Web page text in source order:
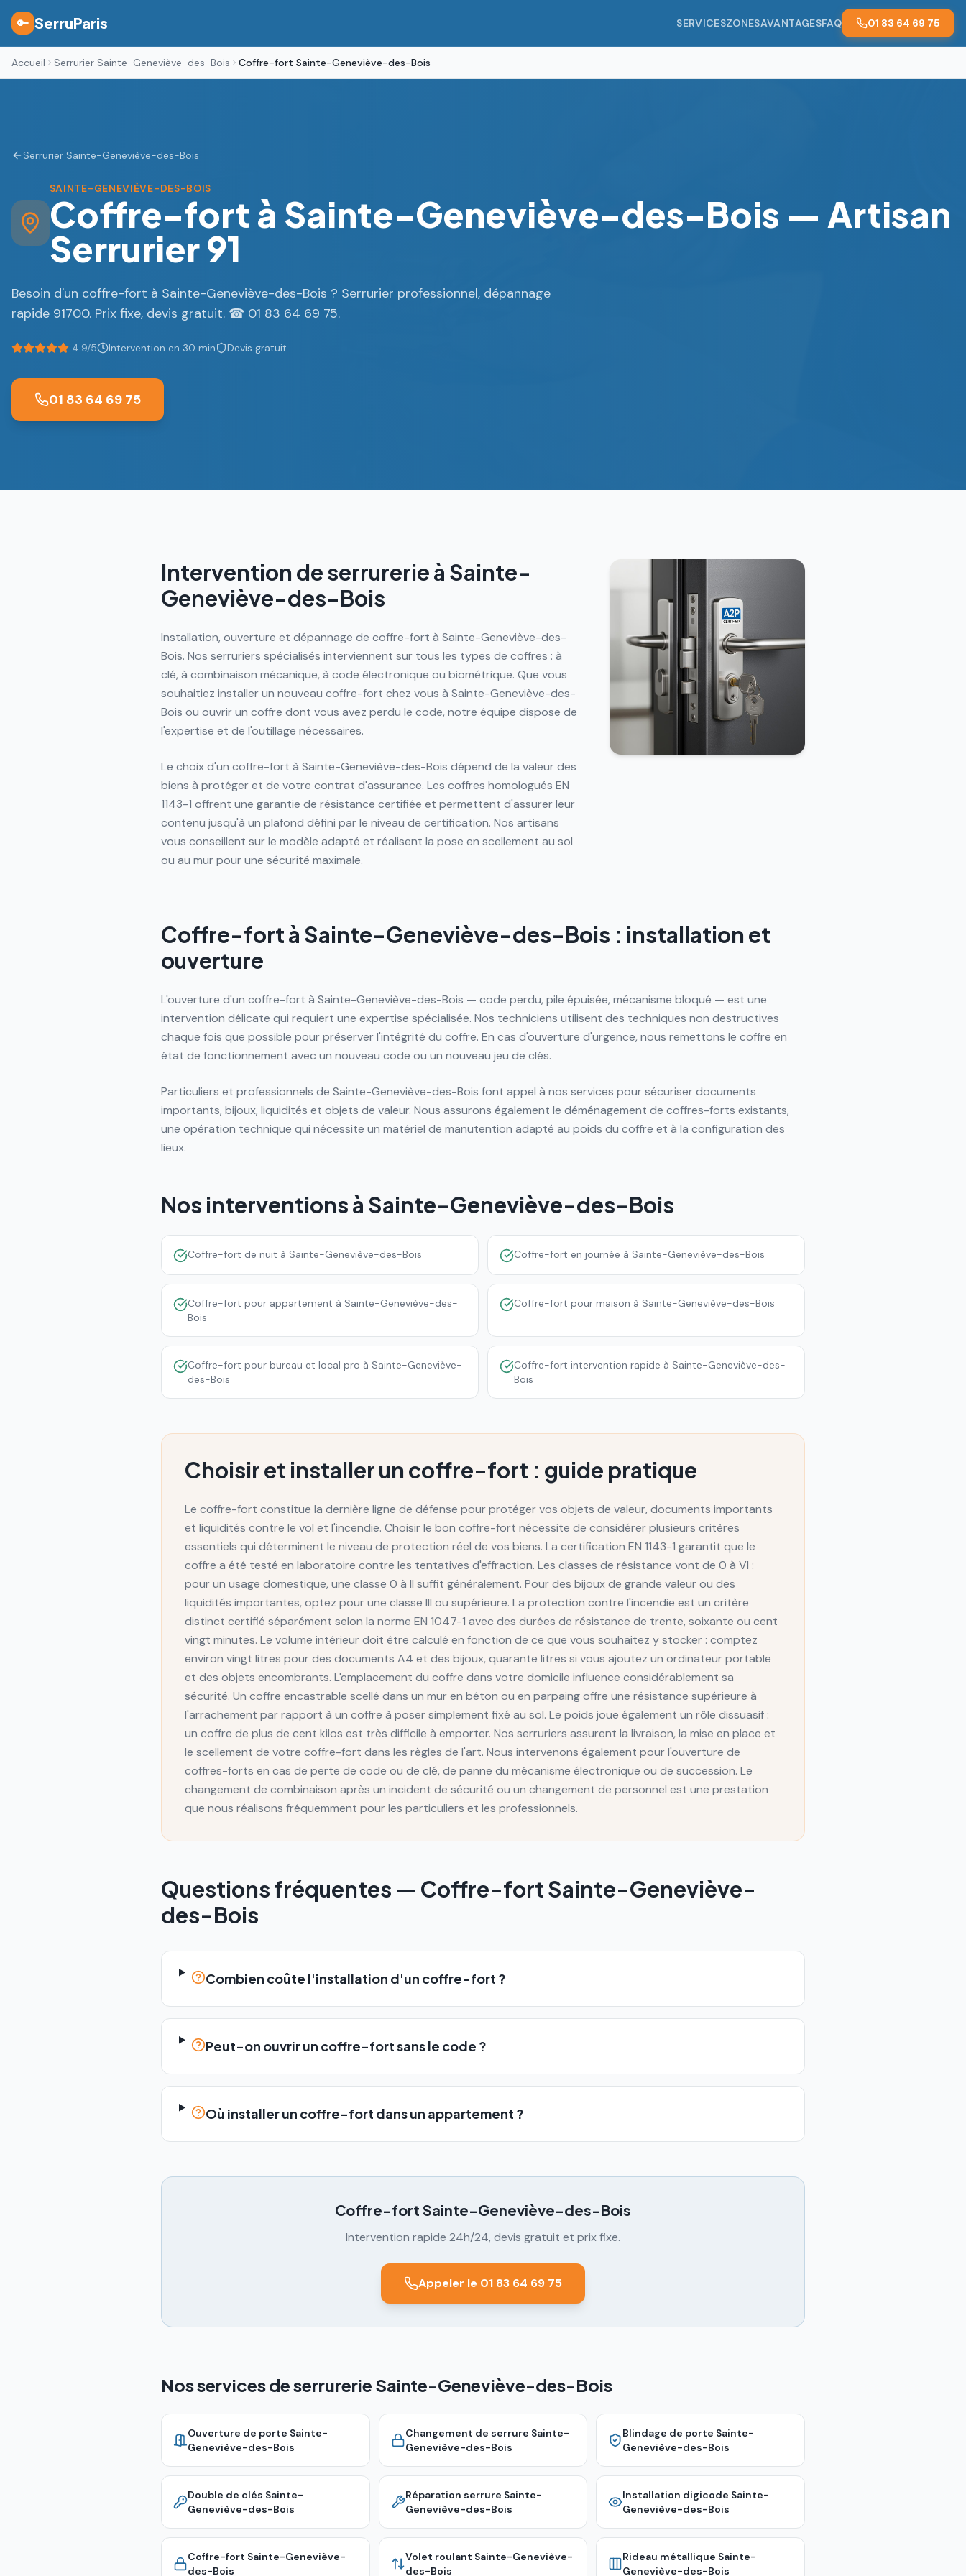
🔑 SerruParis SERVICESZONESAVANTAGESFAQ 01 83 64 69 75
Accueil Serrurier Sainte-Geneviève-des-Bois Coffre-fort Sainte-Geneviève-des-Bois
Serrurier Sainte-Geneviève-des-Bois
SAINTE-GENEVIÈVE-DES-BOIS
Coffre-fort à Sainte-Geneviève-des-Bois — Artisan
Serrurier 91
Besoin d'un coffre-fort à Sainte-Geneviève-des-Bois ? Serrurier professionnel, dépannage
rapide 91700. Prix fixe, devis gratuit. ☎ 01 83 64 69 75.
4.9/5 Intervention en 30 min Devis gratuit
01 83 64 69 75
Intervention de serrurerie à Sainte-
Geneviève-des-Bois
Installation, ouverture et dépannage de coffre-fort à Sainte-Geneviève-des-
Bois. Nos serruriers spécialisés interviennent sur tous les types de coffres : à
clé, à combinaison mécanique, à code électronique ou biométrique. Que vous
souhaitiez installer un nouveau coffre-fort chez vous à Sainte-Geneviève-des-
Bois ou ouvrir un coffre dont vous avez perdu le code, notre équipe dispose de
l'expertise et de l'outillage nécessaires.
Le choix d'un coffre-fort à Sainte-Geneviève-des-Bois dépend de la valeur des
biens à protéger et de votre contrat d'assurance. Les coffres homologués EN
1143-1 offrent une garantie de résistance certifiée et permettent d'assurer leur
contenu jusqu'à un plafond défini par le niveau de certification. Nos artisans
vous conseillent sur le modèle adapté et réalisent la pose en scellement au sol
ou au mur pour une sécurité maximale.
Coffre-fort à Sainte-Geneviève-des-Bois : installation et
ouverture
L'ouverture d'un coffre-fort à Sainte-Geneviève-des-Bois — code perdu, pile épuisée, mécanisme bloqué — est une
intervention délicate qui requiert une expertise spécialisée. Nos techniciens utilisent des techniques non destructives
chaque fois que possible pour préserver l'intégrité du coffre. En cas d'ouverture d'urgence, nous remettons le coffre en
état de fonctionnement avec un nouveau code ou un nouveau jeu de clés.
Particuliers et professionnels de Sainte-Geneviève-des-Bois font appel à nos services pour sécuriser documents
importants, bijoux, liquidités et objets de valeur. Nous assurons également le déménagement de coffres-forts existants,
une opération technique qui nécessite un matériel de manutention adapté au poids du coffre et à la configuration des
lieux.
Nos interventions à Sainte-Geneviève-des-Bois
Coffre-fort de nuit à Sainte-Geneviève-des-Bois Coffre-fort en journée à Sainte-Geneviève-des-Bois
Coffre-fort pour appartement à Sainte-Geneviève-des-
Bois
Coffre-fort pour maison à Sainte-Geneviève-des-Bois
Coffre-fort pour bureau et local pro à Sainte-Geneviève-
des-Bois
Coffre-fort intervention rapide à Sainte-Geneviève-des-
Bois
Choisir et installer un coffre-fort : guide pratique
Le coffre-fort constitue la dernière ligne de défense pour protéger vos objets de valeur, documents importants
et liquidités contre le vol et l'incendie. Choisir le bon coffre-fort nécessite de considérer plusieurs critères
essentiels qui déterminent le niveau de protection réel de vos biens. La certification EN 1143-1 garantit que le
coffre a été testé en laboratoire contre les tentatives d'effraction. Les classes de résistance vont de 0 à VI :
pour un usage domestique, une classe 0 à II suffit généralement. Pour des bijoux de grande valeur ou des
liquidités importantes, optez pour une classe III ou supérieure. La protection contre l'incendie est un critère
distinct certifié séparément selon la norme EN 1047-1 avec des durées de résistance de trente, soixante ou cent
vingt minutes. Le volume intérieur doit être calculé en fonction de ce que vous souhaitez y stocker : comptez
environ vingt litres pour des documents A4 et des bijoux, quarante litres si vous ajoutez un ordinateur portable
et des objets encombrants. L'emplacement du coffre dans votre domicile influence considérablement sa
sécurité. Un coffre encastrable scellé dans un mur en béton ou en parpaing offre une résistance supérieure à
l'arrachement par rapport à un coffre à poser simplement fixé au sol. Le poids joue également un rôle dissuasif :
un coffre de plus de cent kilos est très difficile à emporter. Nos serruriers assurent la livraison, la mise en place et
le scellement de votre coffre-fort dans les règles de l'art. Nous intervenons également pour l'ouverture de
coffres-forts en cas de perte de code ou de clé, de panne du mécanisme électronique ou de succession. Le
changement de combinaison après un incident de sécurité ou un changement de personnel est une prestation
que nous réalisons fréquemment pour les particuliers et les professionnels.
Questions fréquentes — Coffre-fortSainte-Geneviève-
des-Bois
Combien coûte l'installation d'un coffre-fort ?
Peut-on ouvrir un coffre-fort sans le code ?
Où installer un coffre-fort dans un appartement ?
Coffre-fort Sainte-Geneviève-des-Bois
Intervention rapide 24h/24, devis gratuit et prix fixe.
Appeler le 01 83 64 69 75
Nos services de serrurerie Sainte-Geneviève-des-Bois
Ouverture de porte Sainte-
Geneviève-des-Bois
Changement de serrure Sainte-
Geneviève-des-Bois
Blindage de porte Sainte-
Geneviève-des-Bois
Double de clés Sainte-
Geneviève-des-Bois
Réparation serrure Sainte-
Geneviève-des-Bois
Installation digicode Sainte-
Geneviève-des-Bois
Coffre-fort Sainte-Geneviève-
des-Bois
Volet roulant Sainte-Geneviève-
des-Bois
Rideau métallique Sainte-
Geneviève-des-Bois